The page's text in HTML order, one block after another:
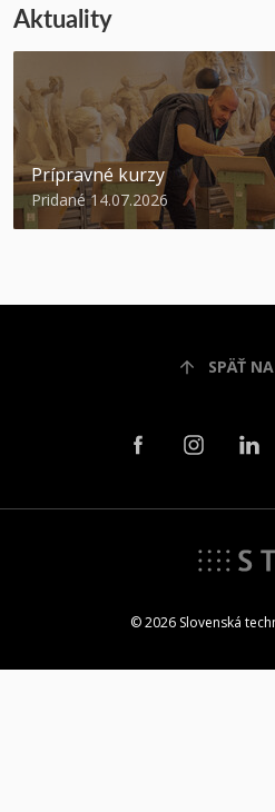
Aktuality
Prípravné kurzy
Pridané 14.07.2026
SPÄŤ
© 2026 Slovenská